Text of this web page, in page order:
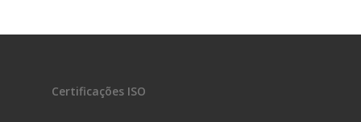
Certificações ISO